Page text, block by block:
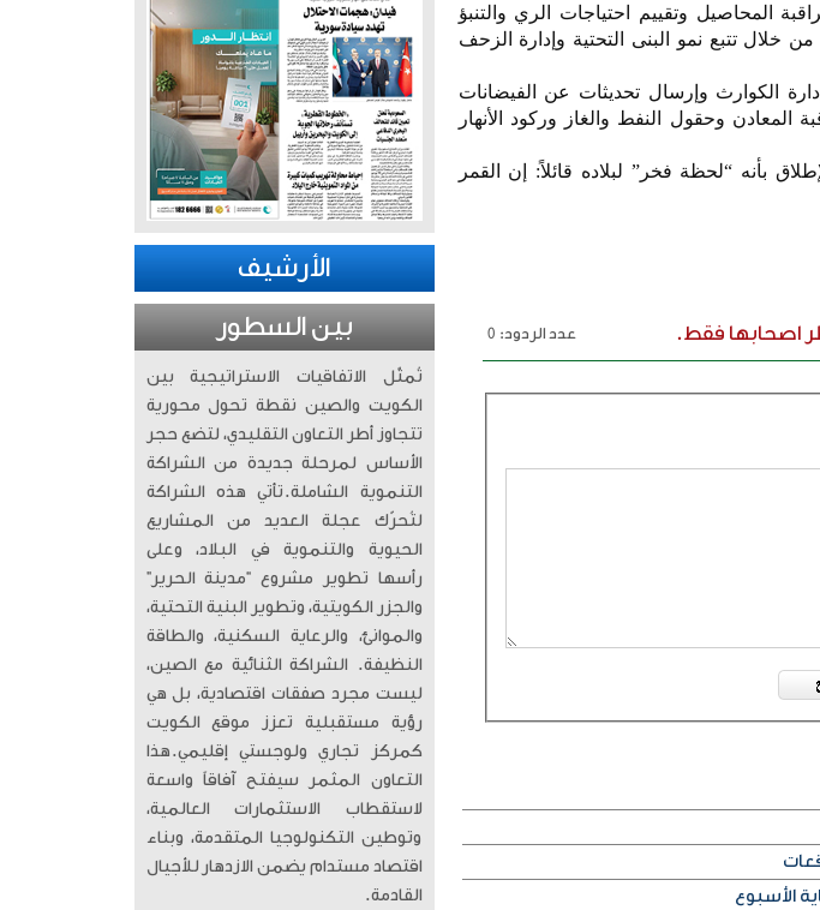
المحاصيل وتقييم احتياجات الري والتنبؤ
خلال تتبع نمو البنى التحتية وإدارة الزحف
الكوارث وإرسال تحديثات عن الفيضانات
المعادن وحقول النفط والغاز وركود الأنهار
بأنه “لحظة فخر” لبلاده قائلاً: إن القمر
اصحابها فقط.
عدد الردود: 0
الأسبوع
الأرشيف
بين السطور
تُمثّل الاتفاقيات الاستراتيجية بين
الكويت والصين نقطة تحول محورية
تتجاوز أطر التعاون التقليدي، لتضع حجر
الأساس لمرحلة جديدة من الشراكة
التنموية الشاملة. ​تأتي هذه الشراكة
لتُحرّك عجلة العديد من المشاريع
الحيوية والتنموية في البلاد، وعلى
رأسها تطوير مشروع “مدينة الحرير”
والجزر الكويتية، وتطوير البنية التحتية،
والموانئ، والرعاية السكنية، والطاقة
النظيفة. الشراكة الثنائية مع الصين،
ليست مجرد صفقات اقتصادية، بل هي
رؤية مستقبلية تعزز موقع الكويت
كمركز تجاري ولوجستي إقليمي. ​هذا
التعاون المثمر سيفتح آفاقاً واسعة
لاستقطاب الاستثمارات العالمية،
وتوطين التكنولوجيا المتقدمة، وبناء
اقتصاد مستدام يضمن الازدهار للأجيال
القادمة.